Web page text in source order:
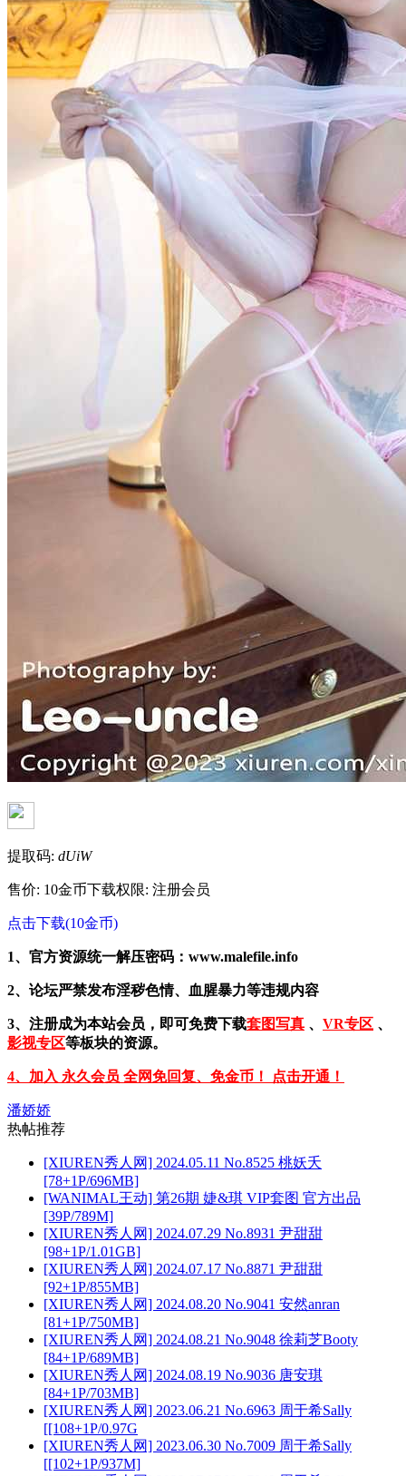
提取码: dUiW
售价: 10金币下载权限: 注册会员
点击下载(10金币)
1、官方资源统一解压密码：www.malefile.info
2、论坛严禁发布淫秽色情、血腥暴力等违规内容
3、注册成为本站会员，即可免费下载套图写真 、 VR专区 、
影视专区等板块的资源。
4、加入 永久会员 全网免回复、免金币！ 点击开通！
潘娇娇
热帖推荐
[XIUREN秀人网] 2024.05.11 No.8525 桃妖夭
[78+1P/696MB]
[WANIMAL王动] 第26期 婕&琪 VIP套图 官方出品
[39P/789M]
[XIUREN秀人网] 2024.07.29 No.8931 尹甜甜
[98+1P/1.01GB]
[XIUREN秀人网] 2024.07.17 No.8871 尹甜甜
[92+1P/855MB]
[XIUREN秀人网] 2024.08.20 No.9041 安然anran
[81+1P/750MB]
[XIUREN秀人网] 2024.08.21 No.9048 徐莉芝Booty
[84+1P/689MB]
[XIUREN秀人网] 2024.08.19 No.9036 唐安琪
[84+1P/703MB]
[XIUREN秀人网] 2023.06.21 No.6963 周于希Sally
[[108+1P/0.97G
[XIUREN秀人网] 2023.06.30 No.7009 周于希Sally
[[102+1P/937M]